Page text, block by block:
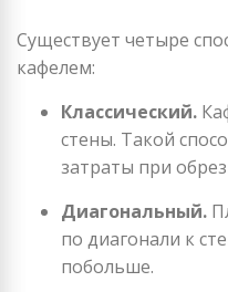
Существует четыре
кафелем:
Классический.
стены. Такой
затраты при
Диагональный.
по диагонали к
побольше.